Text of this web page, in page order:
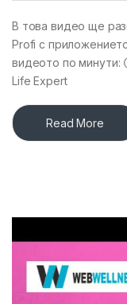
В това видео ще
Profi с
видеото по минути:
Life Expert
Read More